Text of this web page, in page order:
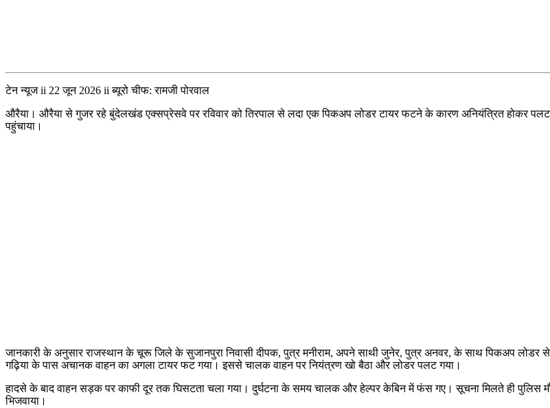
टेन न्यूज ii 22 जून 2026 ii ब्यूरो चीफ: रामजी पोरवाल
औरैया। औरैया से गुजर रहे बुंदेलखंड एक्सप्रेसवे पर रविवार को तिरपाल से लदा एक पिकअप लोडर टायर फटने के कारण अनियंत्रित होकर
पहुंचाया।
जानकारी के अनुसार राजस्थान के चूरू जिले के सुजानपुरा निवासी दीपक, पुत्र मनीराम, अपने साथी जुनेर, पुत्र अनवर, के साथ पिकअप लोडर
गढ़िया के पास अचानक वाहन का अगला टायर फट गया। इससे चालक वाहन पर नियंत्रण खो बैठा और लोडर पलट गया।
हादसे के बाद वाहन सड़क पर काफी दूर तक घिसटता चला गया। दुर्घटना के समय चालक और हेल्पर केबिन में फंस गए। सूचना मिलते ही पुलिस
भिजवाया।